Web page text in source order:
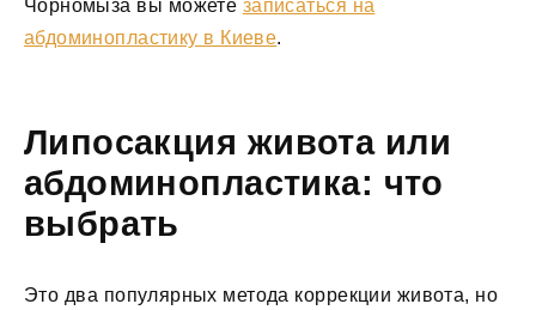
Чорномыза вы можете записаться на
абдоминопластику в Киеве.
Липосакция живота или
абдоминопластика: что
выбрать
Это два популярных метода коррекции живота, но